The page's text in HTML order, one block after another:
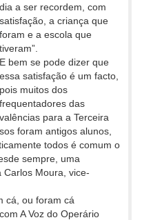
dia a ser recordem, com
satisfação, a criança que
foram e a escola que
tiveram”.
E bem se pode dizer que
essa satisfação é um facto,
pois muitos dos
frequentadores das
valências para a Terceira
foram antigos alunos,
todos é comum o
sempre, uma
Carlos Moura, vice-
cá, ou foram cá
A Voz do Operário